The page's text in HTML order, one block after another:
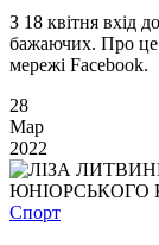
З 18 квітня вхід
бажаючих. Про
мережі Fаcebook.
28
Мар
2022
Спорт